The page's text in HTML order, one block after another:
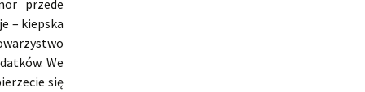
przede
– kiepska
We
się